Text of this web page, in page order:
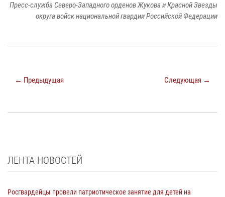
Пресс-служба Северо-Западного орденов Жукова и Красной Звезды
округа войск национальной гвардии Российской Федерации
← Предыдущая Следующая →
ЛЕНТА НОВОСТЕЙ
Росгвардейцы провели патриотическое занятие для детей на